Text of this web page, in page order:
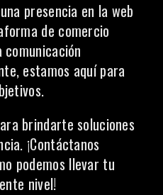
presencia en la web
de comercio
estamos aquí para
brindarte soluciones
¡Contáctanos
podemos llevar tu
nivel!